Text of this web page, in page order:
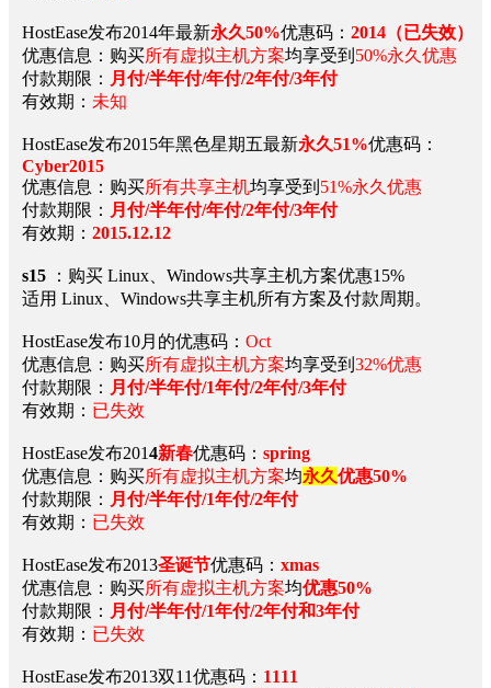
HostEase发布2014年最新永久50%优惠码： 2014 （已失效）
优惠信息：购买所有虚拟主机方案均享受到 50%永久优惠
付款期限： 月付/半年付/年付/2年付/3年付
有效期： 未知
HostEase发布2015年黑色星期五最新永久51%优惠码：
Cyber2015
优惠信息：购买所有共享主机均享受到 51%永久优惠
付款期限： 月付/半年付/年付/2年付/3年付
有效期： 2015.12.12
s15
：购买 Linux、Windows共享主机方案优惠15%
适用 Linux、Windows共享主机所有方案及付款周期。
HostEase发布10月的优惠码： Oct
优惠信息：购买所有虚拟主机方案均享受到 32%优惠
付款期限： 月付/半年付/1年付/2年付/3年付
有效期： 已失效
HostEase发布2014新春优惠码： spring
优惠信息：购买所有虚拟主机方案均永久优惠50%
付款期限： 月付/半年付/1年付/2年付
有效期： 已失效
HostEase发布2013圣诞节优惠码： xmas
优惠信息：购买所有虚拟主机方案均优惠50%
付款期限： 月付/半年付/1年付/2年付和3年付
有效期： 已失效
HostEase发布2013双11优惠码： 1111